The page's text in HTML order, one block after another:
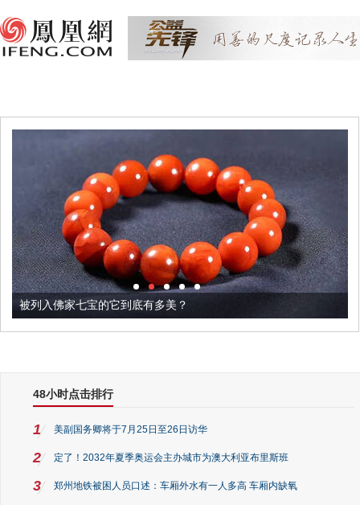
被列入佛家七宝的它到底有多美？
48小时点击排行
1 美副国务卿将于7月25日至26日访华
2 定了！2032年夏季奥运会主办城市为澳大利亚布里斯班
3 郑州地铁被困人员口述：车厢外水有一人多高 车厢内缺氧